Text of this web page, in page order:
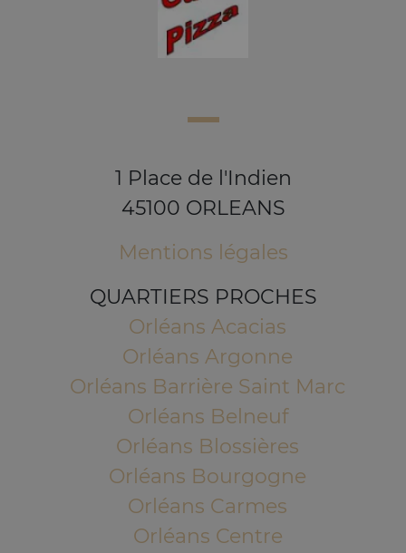
1 Place de l'Indien
45100 ORLEANS
Mentions légales
QUARTIERS PROCHES
Orléans Acacias
Orléans Argonne
Orléans Barrière Saint Marc
Orléans Belneuf
Orléans Blossières
Orléans Bourgogne
Orléans Carmes
Orléans Centre